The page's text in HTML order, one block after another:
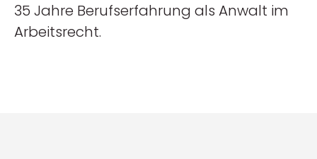
35 Jahre Berufserfahrung als Anwalt im
Arbeitsrecht.